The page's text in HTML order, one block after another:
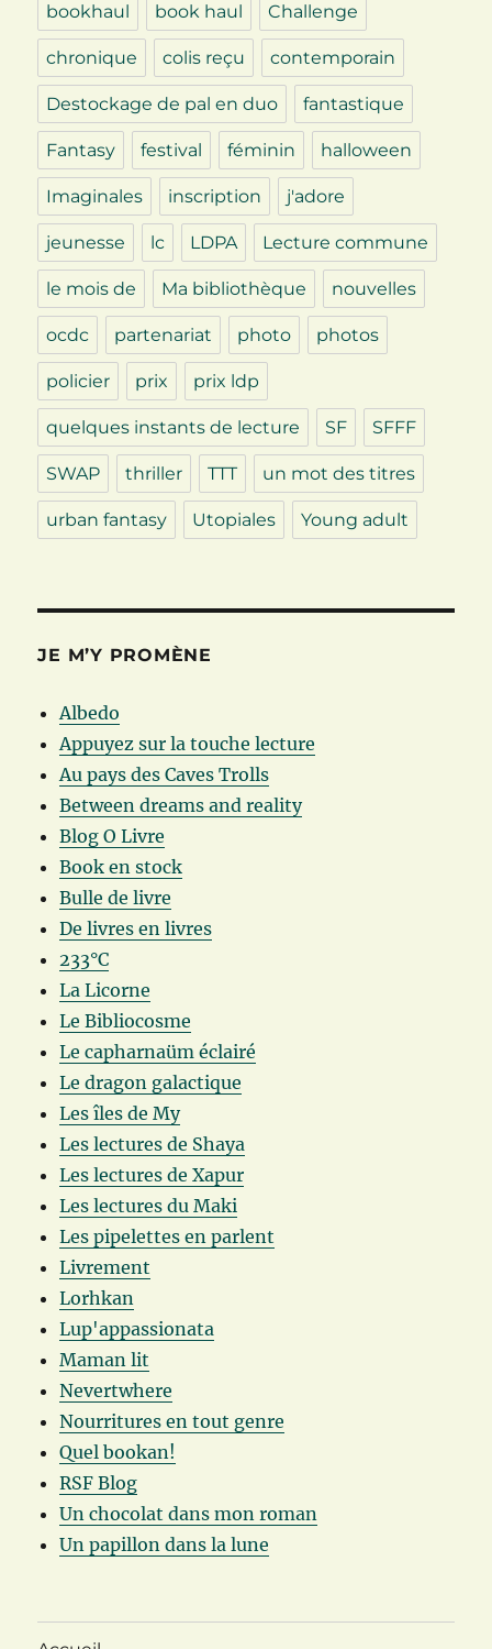
bookhaul book haul Challenge
chronique colis reçu contemporain
Destockage de pal en duo fantastique
Fantasy festival féminin halloween
Imaginales inscription j'adore
jeunesse lc LDPA Lecture commune
le mois de Ma bibliothèque nouvelles
ocdc partenariat photo photos
policier prix prix ldp
quelques instants de lecture SF SFFF
SWAP thriller TTT un mot des titres
urban fantasy Utopiales Young adult
JE M’Y PROMÈNE
Albedo
Appuyez sur la touche lecture
Au pays des Caves Trolls
Between dreams and reality
Blog O Livre
Book en stock
Bulle de livre
De livres en livres
233°C
La Licorne
Le Bibliocosme
Le capharnaüm éclairé
Le dragon galactique
Les îles de My
Les lectures de Shaya
Les lectures de Xapur
Les lectures du Maki
Les pipelettes en parlent
Livrement
Lorhkan
Lup'appassionata
Maman lit
Nevertwhere
Nourritures en tout genre
Quel bookan!
RSF Blog
Un chocolat dans mon roman
Un papillon dans la lune